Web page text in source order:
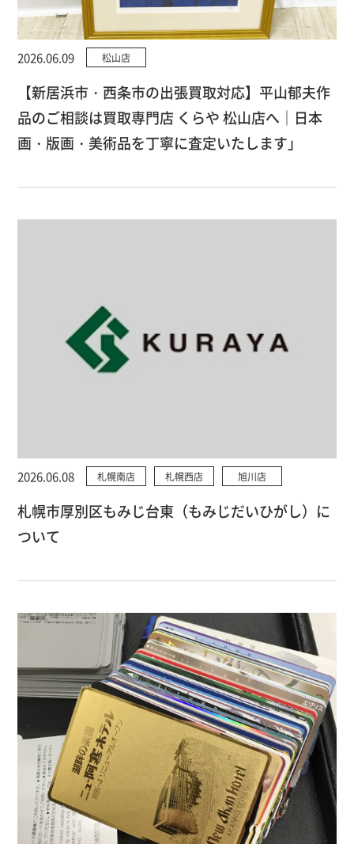
2026.06.09 松山店
【新居浜市・西条市の出張買取対応】平山郁夫作
品のご相談は買取専門店 くらや 松山店へ｜日本
画・版画・美術品を丁寧に査定いたします」
2026.06.08 札幌南店 札幌西店 旭川店
札幌市厚別区もみじ台東（もみじだいひがし）に
ついて